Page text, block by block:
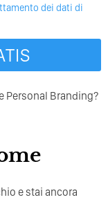
dei dati di
Personal Branding?
e stai ancora